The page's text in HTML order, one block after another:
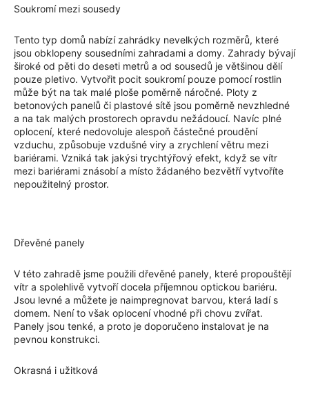
Soukromí mezi sousedy
Tento typ domů nabízí zahrádky nevelkých rozměrů, které
jsou obklopeny sousedními zahradami a domy. Zahrady bývají
široké od pěti do deseti metrů a od sousedů je většinou dělí
pouze pletivo. Vytvořit pocit soukromí pouze pomocí rostlin
může být na tak malé ploše poměrně náročné. Ploty z
betonových panelů či plastové sítě jsou poměrně nevzhledné
a na tak malých prostorech opravdu nežádoucí. Navíc plné
oplocení, které nedovoluje alespoň částečné proudění
vzduchu, způsobuje vzdušné viry a zrychlení větru mezi
bariérami. Vzniká tak jakýsi trychtýřový efekt, když se vítr
mezi bariérami znásobí a místo žádaného bezvětří vytvoříte
nepoužitelný prostor.
Dřevěné panely
V této zahradě jsme použili dřevěné panely, které propouštějí
vítr a spolehlivě vytvoří docela příjemnou optickou bariéru.
Jsou levné a můžete je naimpregnovat barvou, která ladí s
domem. Není to však oplocení vhodné při chovu zvířat.
Panely jsou tenké, a proto je doporučeno instalovat je na
pevnou konstrukci.
Okrasná i užitková